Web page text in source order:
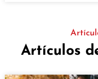
Artículos